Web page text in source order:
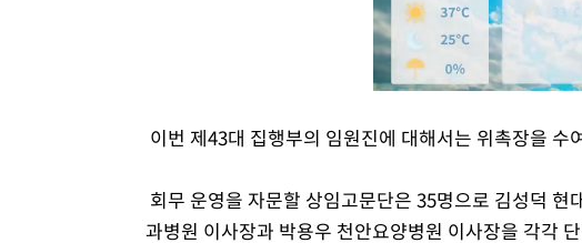
이번 제43대 집행부의 임원진에 대해서는 위촉장을 수
회무 운영을 자문할 상임고문단은 35명으로 김성덕
과병원 이사장과 박용우 천안요양병원 이사장을 각각